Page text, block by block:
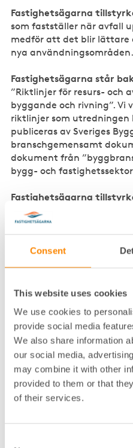
Consent
This website uses cookies
We use cookies to
provide social media
We also share information
our social media,
may combine it with other
provided to them or that
of their services.
Fastighetsägarna
som fastställer när avfall
medför att det blir
nya användningsområden.
Fastighetsägarna står
”Riktlinjer för resurs- och
byggande och rivning”. Vi
riktlinjer som utredningen
publiceras av Sveriges
branschgemensamt
dokument från
bygg- och
Fastighetsägarna
avfallsproducenten ska
avfall som producerats.
Fastighetsägarna
Fastighetsägarna
kommunalt avfall
utformas i huvudsak på
avfallsdirektivet samt att
grundansvaret.